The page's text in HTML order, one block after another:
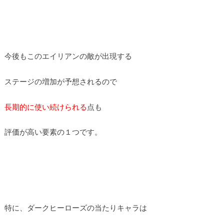
今後もこのエイリアンの敵が出現する
ステージの増加が予想されるので
長期的に使い続けられる 点も
評価が高い要素の１つです。
特に、ダークヒーローズの当たりキャラは